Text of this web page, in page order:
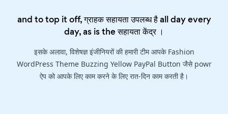
and to top it off, ग्राहक सहायता उपलब्ध है all day every
day, as is theसहायता केंद्र।
इसके अलावा, विशेषज्ञ इंजीनियरों की हमारी टीम आपके Fashion
WordPress Theme Buzzing Yellow PayPal Button जैसे powr
ऐप को आपके लिए काम करने के लिए रात-दिन काम करती है।